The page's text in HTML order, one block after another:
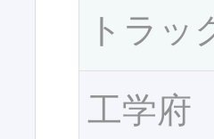
トラッ
工学府